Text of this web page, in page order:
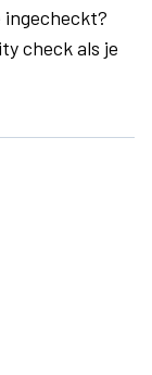
ingecheckt?
check als je